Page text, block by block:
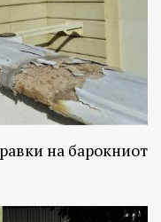
на барокниот